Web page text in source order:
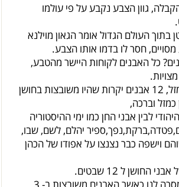
גוון הצבע נקבע על פי עולמו
בתוך העולם הגדול אומר הגאון מוילנא
חסר לו בדמו אותו הצבע.
כל האבנים לקוחות היישר מהטבע,
אבני החושן- אבני מזל, 12 אבנים יקרות שהיו משובצות בחושן
וברכה,
לבין אבני החן כמו ימי ההיסטוריה
יהלם, לשם, שבו,
וישפה כבר נצנצו על אפודו של הכהן